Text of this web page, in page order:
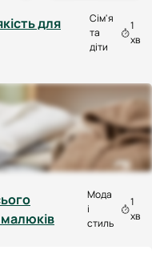
для
Сім'я
та
діти
1
хв
Мода
і
стиль
1
хв